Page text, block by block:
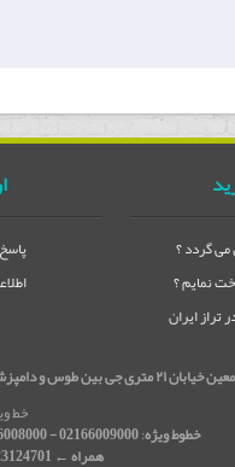
گردد ؟
نمایم ؟
ایران
پلاک 154 - 156 - 158
خط
خطوط ویژه:
02166009000 - 02166008000 - 02166006600 - 02166003300 - 02166003000
همراه ← 09123124701 - 09122108002 - 09122200108